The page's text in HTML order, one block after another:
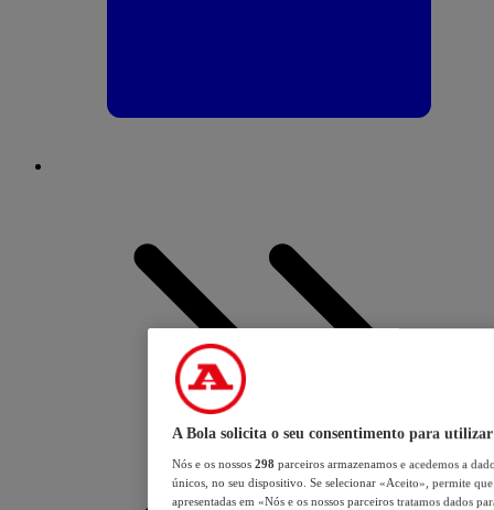
A Bola solicita o seu consentimento para utilizar
Nós e os nossos 298 parceiros armazenamos e acedemos a
únicos, no seu dispositivo. Se selecionar «Aceito», permite
apresentadas em «Nós e os nossos parceiros tratamos dados